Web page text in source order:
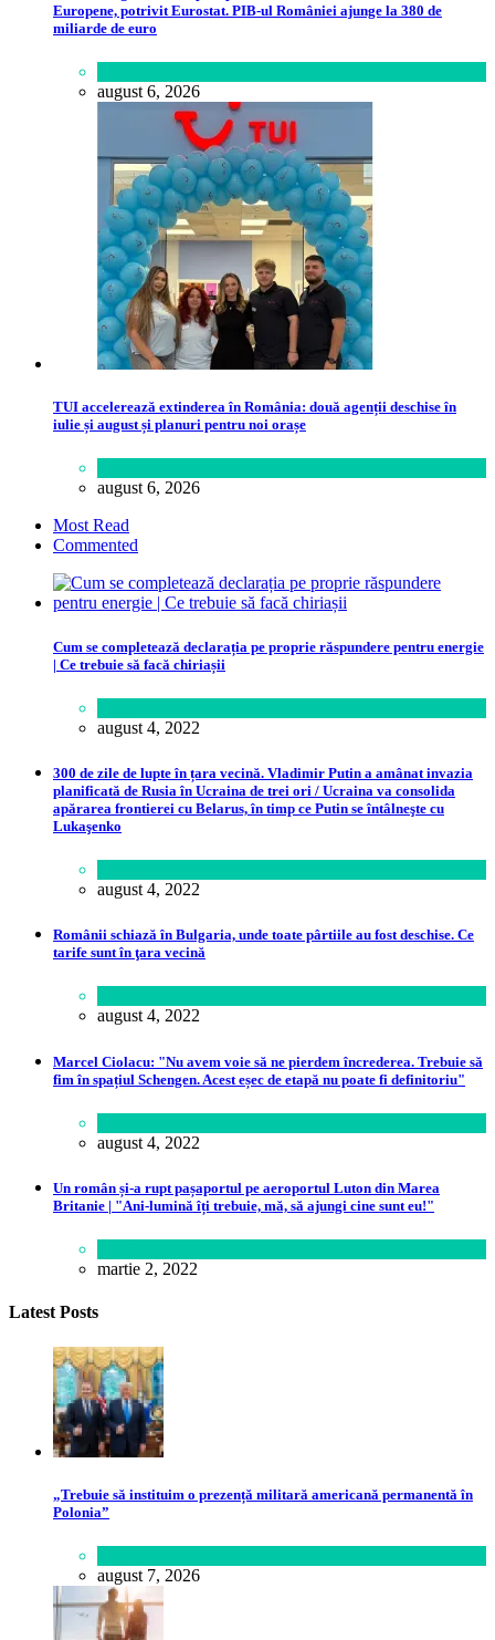
Europene, potrivit Eurostat. PIB-ul României ajunge la 380 de
miliarde de euro
august 6, 2026
TUI accelerează extinderea în România: două agenții deschise în
iulie și august și planuri pentru noi orașe
august 6, 2026
Most Read
Commented
Cum se completează declarația pe proprie răspundere pentru energie
| Ce trebuie să facă chiriașii
august 4, 2022
300 de zile de lupte în țara vecină. Vladimir Putin a amânat invazia
planificată de Rusia în Ucraina de trei ori / Ucraina va consolida
apărarea frontierei cu Belarus, în timp ce Putin se întâlneşte cu
Lukaşenko
august 4, 2022
Românii schiază în Bulgaria, unde toate pârtiile au fost deschise. Ce
tarife sunt în ţara vecină
august 4, 2022
Marcel Ciolacu: "Nu avem voie să ne pierdem încrederea. Trebuie să
fim în spațiul Schengen. Acest eșec de etapă nu poate fi definitoriu"
august 4, 2022
Un român și-a rupt pașaportul pe aeroportul Luton din Marea
Britanie | "Ani-lumină îți trebuie, mă, să ajungi cine sunt eu!"
martie 2, 2022
Latest Posts
„Trebuie să instituim o prezență militară americană permanentă în
Polonia”
august 7, 2026